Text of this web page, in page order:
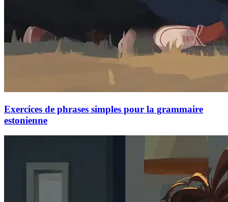
Exercices de phrases simples pour la grammaire
estonienne